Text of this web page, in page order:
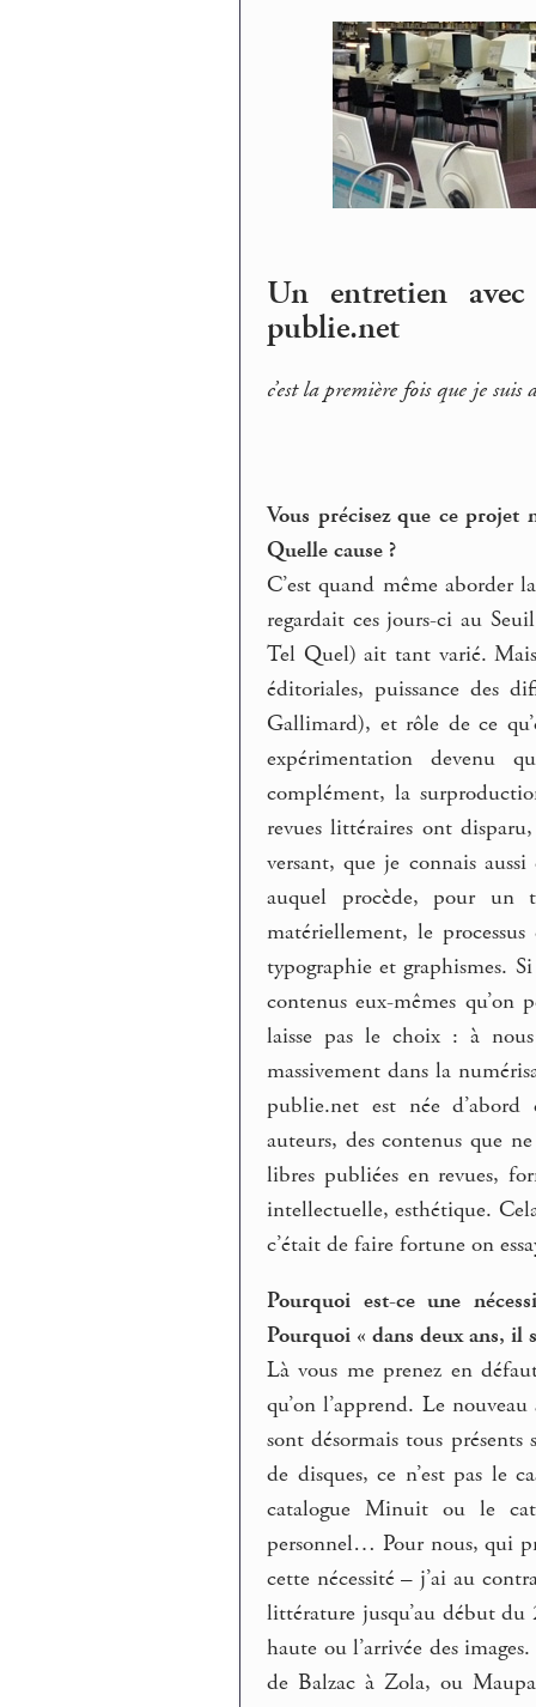
Un entretien
publie.net
c’est la première fois que je
Vous précisez que ce projet
Quelle cause ?
C’est quand même aborder
regardait ces jours-ci au
Tel Quel) ait tant varié.
éditoriales, puissance des
Gallimard), et rôle de ce
expérimentation devenu
complément, la
revues littéraires ont
versant, que je connais
auquel procède, pour un
matériellement, le
typographie et graphismes.
contenus eux-mêmes qu’on
laisse pas le choix : à
massivement dans la
publie.net est née d’abord
auteurs, des contenus que
libres publiées en revues,
intellectuelle, esthétique.
c’était de faire fortune on
Pourquoi est-ce une
Pourquoi « dans deux ans, il
Là vous me prenez en
qu’on l’apprend. Le
sont désormais tous
de disques, ce n’est pas le
catalogue Minuit ou le
personnel… Pour nous, qui
cette nécessité – j’ai au
littérature jusqu’au début du
haute ou l’arrivée des
de Balzac à Zola, ou